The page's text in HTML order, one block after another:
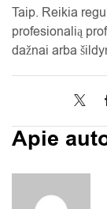
Taip. Reikia
profesionalią
dažnai arba
Apie